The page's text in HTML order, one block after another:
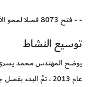
- - فتح 8073 فصلاً لمحو الأمية.
توسيع النشاط
يوضح المهندس محمد يسري
عام 2013 ، تمَّ